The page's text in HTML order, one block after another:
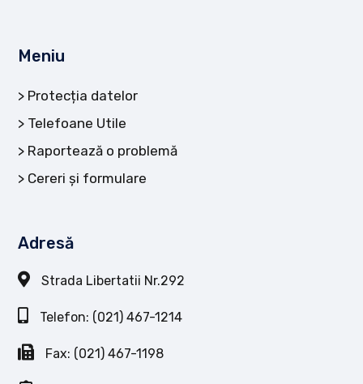
Meniu
Protecția datelor
Telefoane Utile
Raportează o problemă
Cereri și formulare
Adresă
Strada Libertatii Nr.292
Telefon: (021) 467-1214
Fax: (021) 467-1198